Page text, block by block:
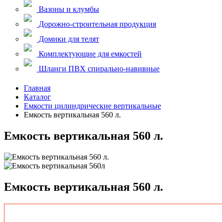
Вазоны и клумбы
Дорожно-строительная продукция
Домики для телят
Комплектующие для емкостей
Шланги ПВХ спирально-навивные
Главная
Каталог
Емкости цилиндрические вертикальные
Емкость вертикальная 560 л.
Емкость вертикальная 560 л.
Емкость вертикальная 560 л.